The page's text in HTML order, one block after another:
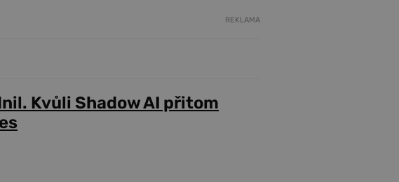
REKLAMA
Kvůli Shadow AI přitom